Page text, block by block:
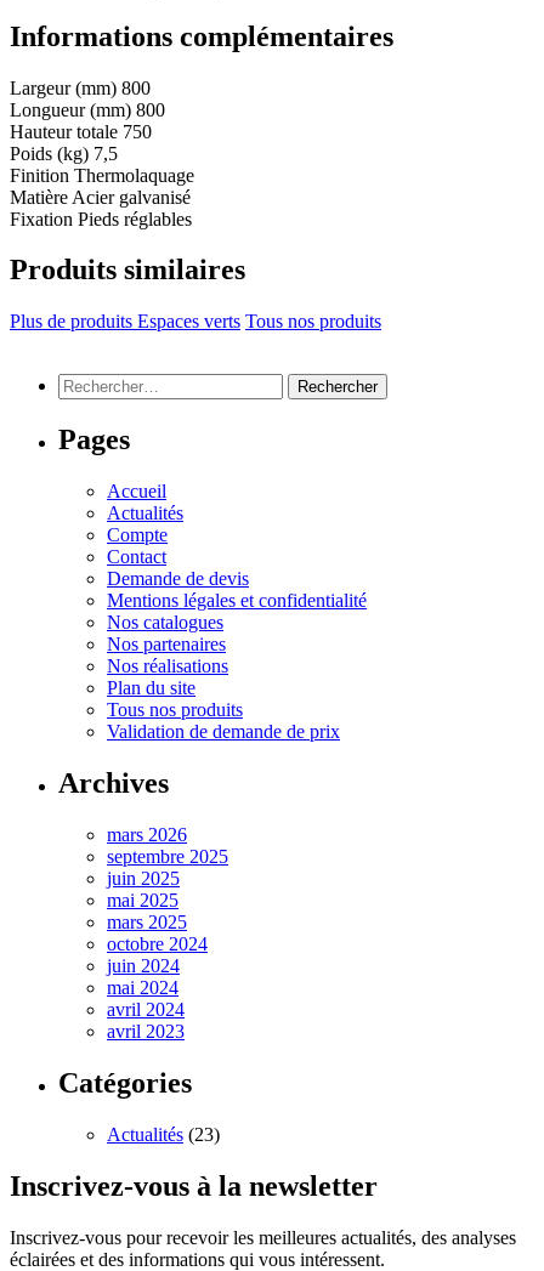
Informations complémentaires
Largeur (mm) 800
Longueur (mm) 800
Hauteur totale 750
Poids (kg) 7,5
Finition Thermolaquage
Matière Acier galvanisé
Fixation Pieds réglables
Produits similaires
Plus de produits Espaces verts Tous nos produits
Rechercher :
Pages
Accueil
Actualités
Compte
Contact
Demande de devis
Mentions légales et confidentialité
Nos catalogues
Nos partenaires
Nos réalisations
Plan du site
Tous nos produits
Validation de demande de prix
Archives
mars 2026
septembre 2025
juin 2025
mai 2025
mars 2025
octobre 2024
juin 2024
mai 2024
avril 2024
avril 2023
Catégories
Actualités (23)
Inscrivez-vous à la newsletter
Inscrivez-vous pour recevoir les meilleures actualités, des analyses
éclairées et des informations qui vous intéressent.